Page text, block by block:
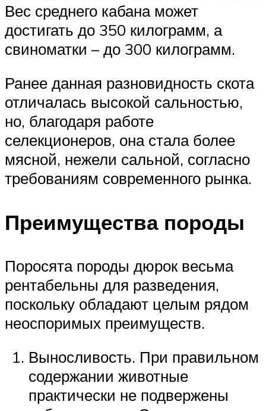
Вес среднего кабана может
достигать до 350 килограмм, а
свиноматки – до 300 килограмм.
Ранее данная разновидность скота
отличалась высокой сальностью,
но, благодаря работе
селекционеров, она стала более
мясной, нежели сальной, согласно
требованиям современного рынка.
Преимущества породы
Поросята породы дюрок весьма
рентабельны для разведения,
поскольку обладают целым рядом
неоспоримых преимуществ.
Выносливость. При правильном
содержании животные
практически не подвержены